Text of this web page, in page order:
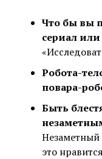
Что бы вы
сериал
Робота-
повара-
Быть
Незаметный
это